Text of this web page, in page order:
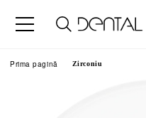
Prima pagină Zirconiu